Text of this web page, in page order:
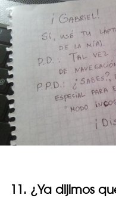
11. ¿Ya dijimos